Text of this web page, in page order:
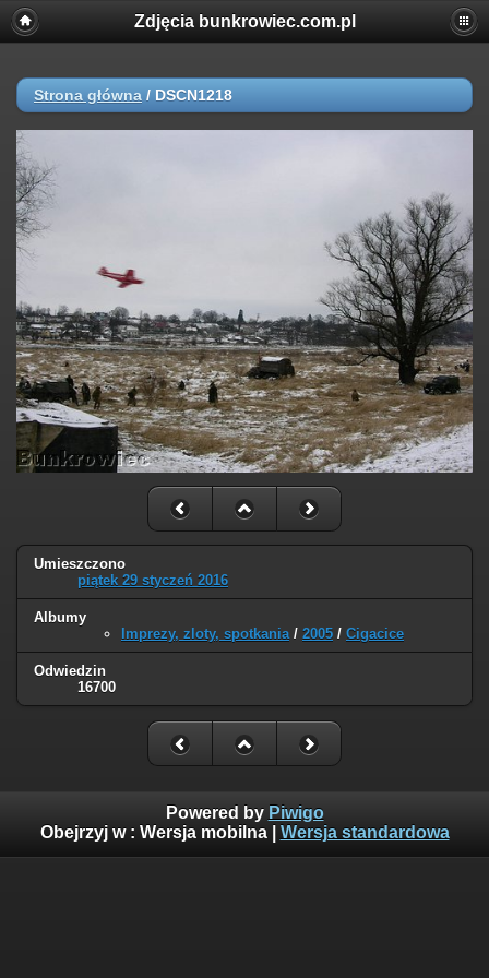
Zdjęcia bunkrowiec.com.pl
Strona główna / DSCN1218
Umieszczono
piątek 29 styczeń 2016
Albumy
Imprezy, zloty, spotkania/ 2005 / Cigacice
Odwiedzin
16700
Powered by Piwigo
Obejrzyj w : Wersja mobilna| Wersja standardowa